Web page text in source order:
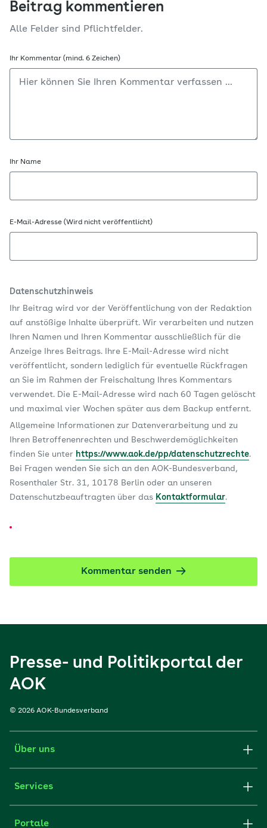
Beitrag kommentieren
Alle Felder sind Pflichtfelder.
Ihr Kommentar (mind. 6 Zeichen)
Ihr Name
E-Mail-Adresse (Wird nicht veröffentlicht)
Datenschutzhinweis
Ihr Beitrag wird vor der Veröffentlichung von der Redaktion
auf anstößige Inhalte überprüft. Wir verarbeiten und nutzen
Ihren Namen und Ihren Kommentar ausschließlich für die
Anzeige Ihres Beitrags. Ihre E-Mail-Adresse wird nicht
veröffentlicht, sondern lediglich für eventuelle Rückfragen
an Sie im Rahmen der Freischaltung Ihres Kommentars
verwendet. Die E-Mail-Adresse wird nach 60 Tagen gelöscht
und maximal vier Wochen später aus dem Backup entfernt.
Allgemeine Informationen zur Datenverarbeitung und zu
Ihren Betroffenenrechten und Beschwerdemöglichkeiten
finden Sie unter https://www.aok.de/pp/datenschutzrechte.
Bei Fragen wenden Sie sich an den AOK-Bundesverband,
Rosenthaler Str. 31, 10178 Berlin oder an unseren
Datenschutzbeauftragten über das Kontaktformular.
Kommentar senden
Presse- und Politikportal der
AOK
© 2026 AOK-Bundesverband
Über uns
Services
Portale